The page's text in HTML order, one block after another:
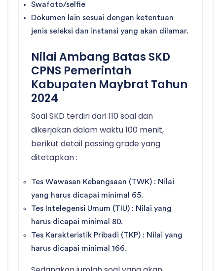
Swafoto/selfie
Dokumen lain sesuai dengan ketentuan
jenis seleksi dan instansi yang akan dilamar.
Nilai Ambang Batas SKD
CPNS Pemerintah
Kabupaten Maybrat Tahun
2024
Soal SKD terdiri dari 110 soal dan
dikerjakan dalam waktu 100 menit,
berikut detail passing grade yang
ditetapkan :
Tes Wawasan Kebangsaan (TWK) : Nilai
yang harus dicapai minimal 65.
Tes Intelegensi Umum (TIU) : Nilai yang
harus dicapai minimal 80.
Tes Karakteristik Pribadi (TKP) : Nilai yang
harus dicapai minimal 166.